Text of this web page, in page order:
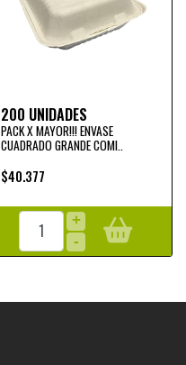
200 UNIDADES
PACK X MAYOR!!! ENVASE
CUADRADO GRANDE COMI..
$40.377
+
-